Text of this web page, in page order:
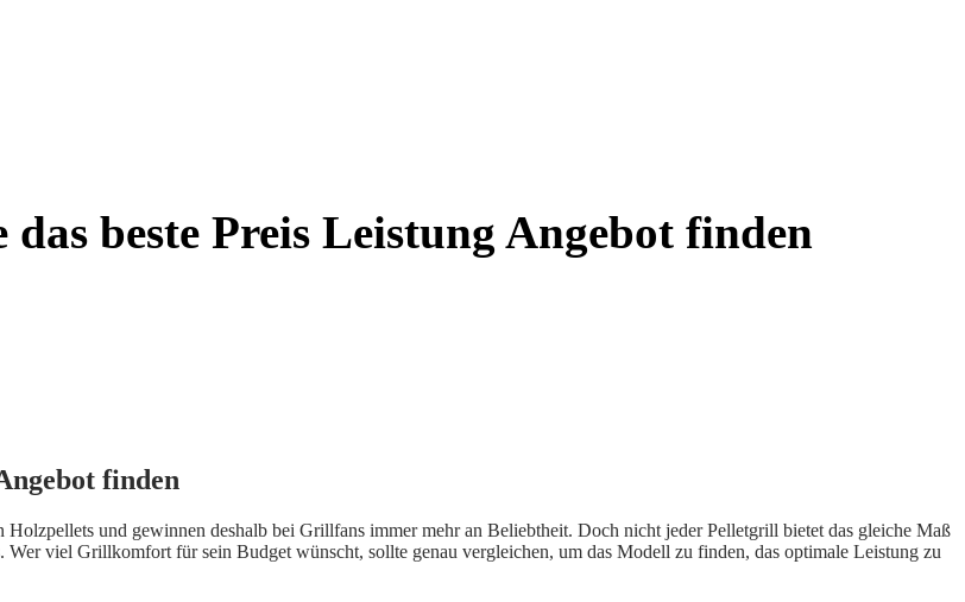
beste Preis Leistung Angebot finden
finden
und gewinnen deshalb bei Grillfans immer mehr an Beliebtheit. Doch nicht jeder Pelletgrill bietet das gleiche Maß
Wer viel Grillkomfort für sein Budget wünscht, sollte genau vergleichen, um das Modell zu finden, das optimale Leistung zu